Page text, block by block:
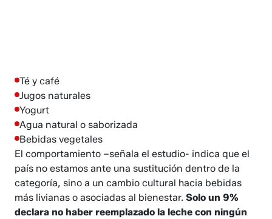
Té y café
Jugos naturales
Yogurt
Agua natural o saborizada
Bebidas vegetales
El comportamiento –señala el estudio- indica que el
país no estamos ante una sustitución dentro de la
categoría, sino a un cambio cultural hacia bebidas
más livianas o asociadas al bienestar.Solo un 9%
declara no haber reemplazado la leche con ningún